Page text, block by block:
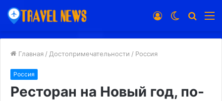
Switch
Войти
Главная / Достопримечательности / Россия
Россия
Ресторан на Новый год, по-